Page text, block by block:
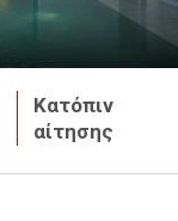
Κατόπιν
αίτησης